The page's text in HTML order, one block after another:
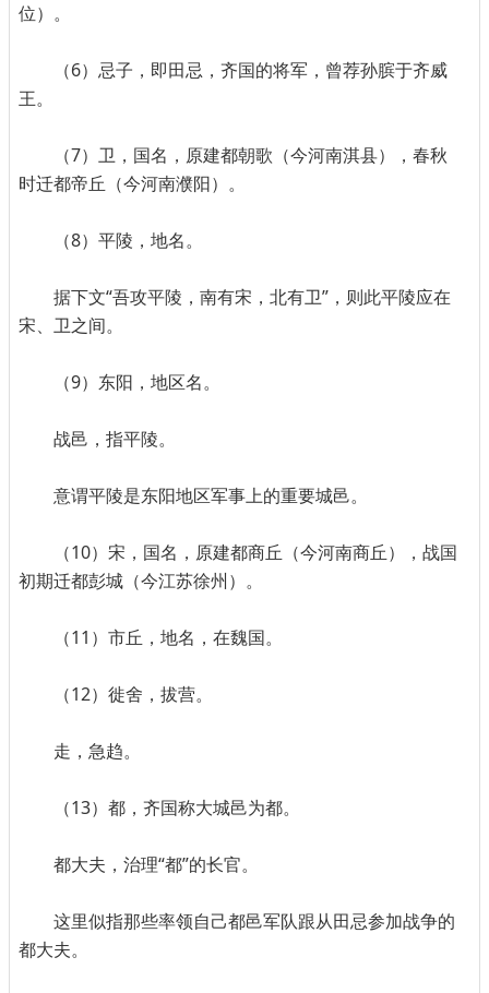
位）。
（6）忌子，即田忌，齐国的将军，曾荐孙膑于齐威
王。
（7）卫，国名，原建都朝歌（今河南淇县），春秋
时迁都帝丘（今河南濮阳）。
（8）平陵，地名。
据下文“吾攻平陵，南有宋，北有卫”，则此平陵应在
宋、卫之间。
（9）东阳，地区名。
战邑，指平陵。
意谓平陵是东阳地区军事上的重要城邑。
（10）宋，国名，原建都商丘（今河南商丘），战国
初期迁都彭城（今江苏徐州）。
（11）市丘，地名，在魏国。
（12）徙舍，拔营。
走，急趋。
（13）都，齐国称大城邑为都。
都大夫，治理“都”的长官。
这里似指那些率领自己都邑军队跟从田忌参加战争的
都大夫。